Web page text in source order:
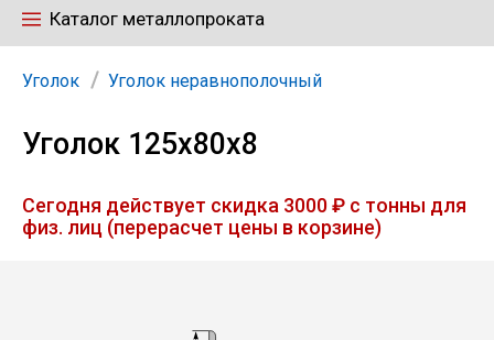
Каталог металлопроката
Арматура
Труба профильная
Труба
Уголок Уголок неравнополочный
Уголок 125х80х8
Сегодня действует скидка 3000 ₽ с тонны для
физ. лиц (перерасчет цены в корзине)